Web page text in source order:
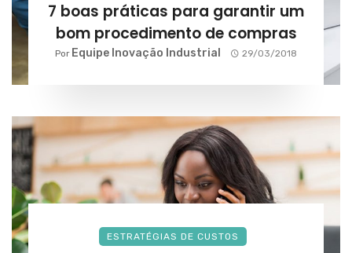
7 boas práticas para garantir um
bom procedimento de compras
Por Equipe Inovação Industrial 29/03/2018
ESTRATÉGIAS DE CUSTOS